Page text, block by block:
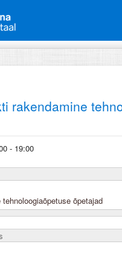
rakendamine
- 19:00
õpetajad